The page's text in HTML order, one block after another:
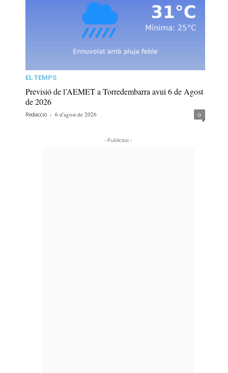
EL TEMPS
Previsió de l’AEMET a Torredembarra avui 6 de Agost
de 2026
Redacció - 6 d'agost de 2026 0
- Publicitat -